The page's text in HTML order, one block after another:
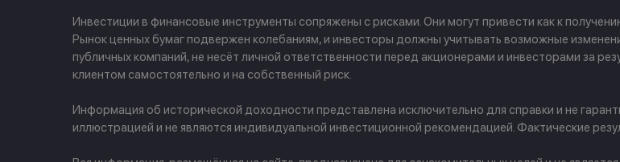
Инвестиции в финансовые инструменты сопряжены с рисками. Они могут привести как к
Рынок ценных бумаг подвержен колебаниям, и инвесторы должны учитывать возможные
публичных компаний, не несёт личной ответственности перед акционерами и инвесторами за
клиентом самостоятельно и на собственный риск.
Информация об исторической доходности представлена исключительно для справки и не
иллюстрацией и не являются индивидуальной инвестиционной рекомендацией. Фактические